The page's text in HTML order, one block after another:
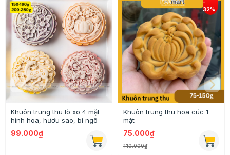
Khuôn trung thu lò xo 4 mặt
hình hoa, hươu sao, bí ngô
99.000₫
Khuôn trung thu hoa cúc 1
mặt
75.000₫
110.000₫